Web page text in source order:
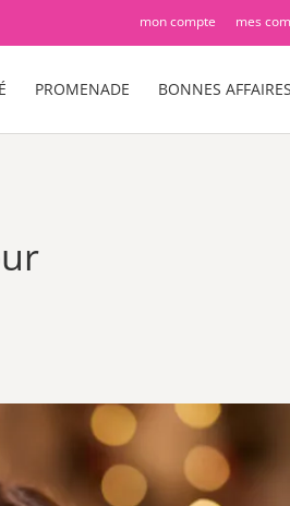
mon compte mes
PROMENADE BONNES AFFAIRES